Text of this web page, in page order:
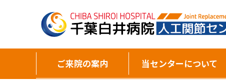
ご来院の案内 当センターについて